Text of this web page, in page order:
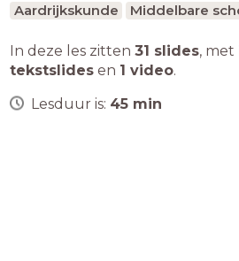
Aardrijkskunde Middelbare
In deze les zitten 31 slides, met
tekstslides en 1 video.
Lesduur is: 45 min